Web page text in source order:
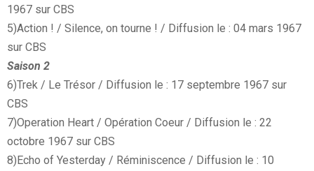
1967 sur CBS
5)Action ! / Silence, on tourne ! / Diffusion le : 04 mars 1967
sur CBS
Saison 2
6)Trek / Le Trésor / Diffusion le : 17 septembre 1967 sur
CBS
7)Operation Heart / Opération Coeur / Diffusion le : 22
octobre 1967 sur CBS
8)Echo of Yesterday / Réminiscence / Diffusion le : 10